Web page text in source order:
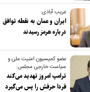
غریب آبادی:
ایران و عمان به نقطه توافق
درباره هرمز رسیدند
عضو کمیسیون امنیت ملی و
سیاست خارجی مجلس:
ترامپ امروز تهدید می‌کند
فردا حرفش را پس می‌گیرد